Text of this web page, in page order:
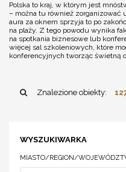
Polska to kraj, w którym jest
– można tu również zorganizować
aura za oknem sprzyja to po
na plaży. Z tego powodu wynika
na spotkania biznesowe lub
więcej sal szkoleniowych, które
konferencyjnych tworząc świetną
Znalezione obiekty:
WYSZUKIWARKA
MIASTO/REGION/